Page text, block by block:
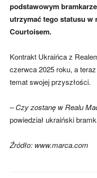
podstawowym
utrzymać tego statusu w
Courtoisem.
Kontrakt Ukraińca z
czerwca 2025 roku, a
temat swojej przyszłości.
– Czy zostanę w Realu
powiedział ukraiński
Źródło: www.marca.com